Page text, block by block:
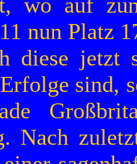
nun Platz
diese jetzt
sind,
Nach